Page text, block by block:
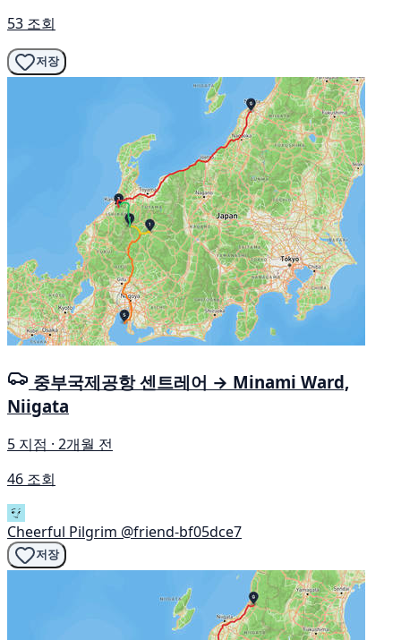
53 조회
저장
중부국제공항 센트레어 → Minami Ward,
Niigata
5 지점 · 2개월 전
46 조회
Cheerful Pilgrim @friend-bf05dce7
저장